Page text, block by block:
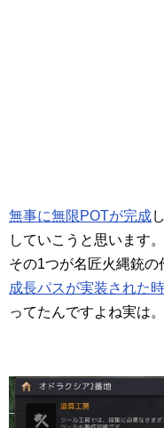
無事に無限POTが完成
していこうと思います。
その1つが名匠火縄銃の
成長パスが実装された時
ってたんですよね実は。